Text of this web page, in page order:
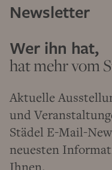
Newsletter
Wer ihn hat,
hat mehr vom
Aktuelle
und
Städel E-Mail-
neuesten
Ihnen.